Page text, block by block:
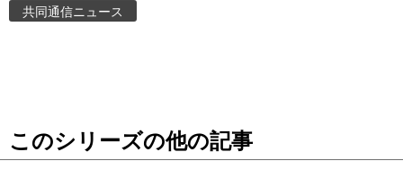
People
共同通信ニュース
このシリーズの他の記事